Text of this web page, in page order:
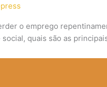
o emprego
quais são as